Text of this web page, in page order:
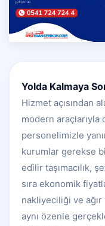
Yolda Kalmaya
Hizmet açısından
modern araçlarıyla
personelimizle
kurumlar gerekse
edilir taşımacılık,
sıra ekonomik
nakliyeciliği ve ağır
aynı özenle